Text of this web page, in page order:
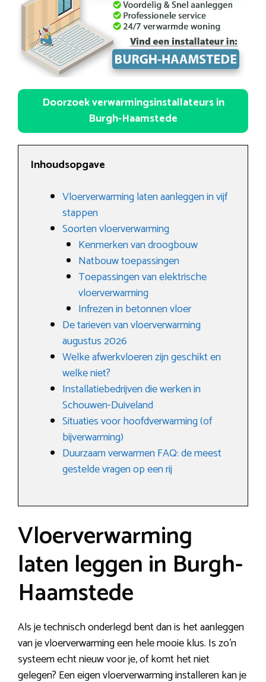
Doorzoek verwarmingsinstallateurs in
Burgh-Haamstede
Inhoudsopgave
Vloerverwarming laten aanleggen in vijf
stappen
Soorten vloerverwarming
Kenmerken van droogbouw
Natbouw toepassingen
Toepassingen van elektrische
vloerverwarming
Infrezen in betonnen vloer
De tarieven van vloerverwarming
augustus 2026
Welke afwerkvloeren zijn geschikt en
welke niet?
Installatiebedrijven die werken in
Schouwen-Duiveland
Situaties voor hoofdverwarming (of
bijverwarming)
Duurzaam verwarmen FAQ: de meest
gestelde vragen op een rij
Vloerverwarming
laten leggen in Burgh-
Haamstede
Als je technisch onderlegd bent dan is het aanleggen
van je vloerverwarming een hele mooie klus. Is zo’n
systeem echt nieuw voor je, of komt het niet
gelegen? Een eigen vloerverwarming installeren kan je